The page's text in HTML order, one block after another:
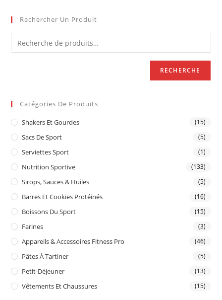
Rechercher Un Produit
RECHERCHE
Catégories De Produits
Shakers Et Gourdes (15)
Sacs De Sport (5)
Serviettes Sport (1)
Nutrition Sportive (133)
Sirops, Sauces & Huiles (5)
Barres Et Cookies Protéinés (16)
Boissons Du Sport (15)
Farines (3)
Appareils & Accessoires Fitness Pro (46)
Pâtes À Tartiner (5)
Petit-Déjeuner (13)
Vêtements Et Chaussures (15)